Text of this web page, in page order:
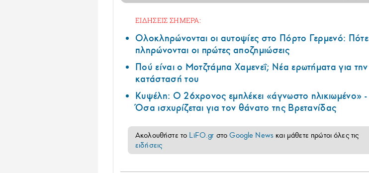
ΕΙΔΗΣΕΙΣ ΣΗΜΕΡΑ:
Ολοκληρώνονται οι αυτοψίες στο Πόρτο Γερμενό: Πότε
πληρώνονται οι πρώτες αποζημιώσεις
Πού είναι ο Μοτζτάμπα Χαμενεΐ; Νέα ερωτήματα για την
κατάστασή του
Κυψέλη: Ο 26χρονος εμπλέκει «άγνωστο ηλικιωμένο» -
Όσα ισχυρίζεται για τον θάνατο της Βρετανίδας
Ακολουθήστε το LiFO.gr στοGoogle News και μάθετε πρώτοι όλες τις
ειδήσεις